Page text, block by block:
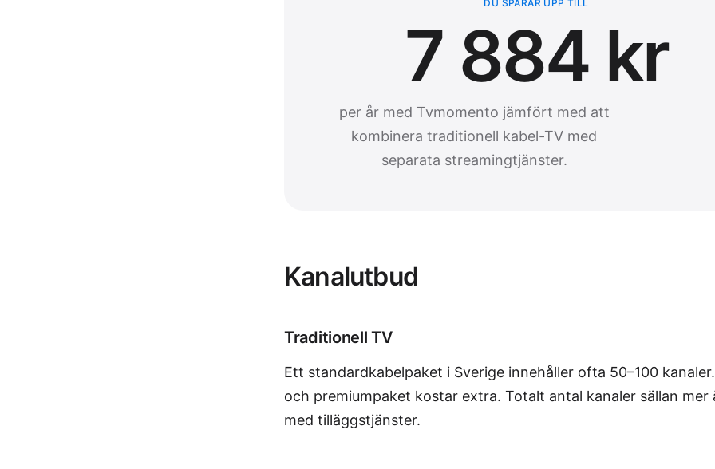
DU SPARAR UPP TILL
7 884 kr
per år med Tvmomento jämfört med att
kombinera traditionell kabel-TV med
separata streamingtjänster.
Kanalutbud
Traditionell TV
Ett standardkabelpaket i Sverige innehåller ofta 50–100
och premiumpaket kostar extra. Totalt antal kanaler sällan mer
med tilläggstjänster.